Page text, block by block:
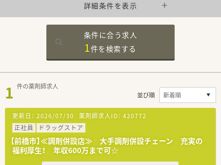
詳細条件を表示
条件に合う求人
1件を検索する
1 件の薬剤師求人
並び順
更新日： 2026/07/30 薬剤師求人ID： 420772
正社員
ドラッグストア
【前橋市】≪調剤併設店≫ 大手調剤併設チェーン 充実の
福利厚生！ 年収600万まで可☆